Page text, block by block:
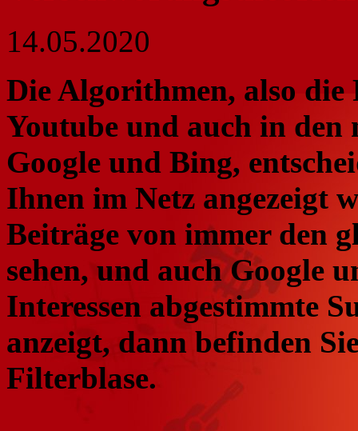
14.05.2020
Die Algorithmen, also
Youtube und auch in den
Google und Bing,
Ihnen im Netz angezeigt
Beiträge von immer den
sehen, und auch Google
Interessen abgestimmte
anzeigt, dann befinden
Filterblase.